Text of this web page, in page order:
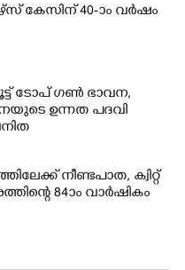
കേസിന് 40-ാം വ‌ർഷം
ടോപ് ഗൺ ഭാവന,​
ഉന്നത പദവി
നീണ്ടപാത, ക്വിറ്റ്
84ാം വാർഷികം